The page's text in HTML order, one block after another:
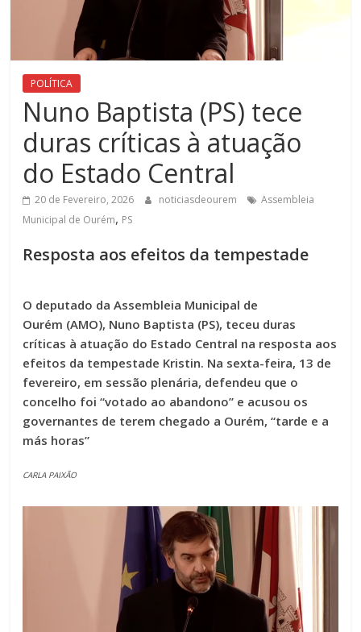
POLÍTICA
Nuno Baptista (PS) tece
duras críticas à atuação
do Estado Central
20 de Fevereiro, 2026 noticiasdeourem
Assembleia
Municipal de Ourém, PS
Resposta aos efeitos da tempestade
O deputado da Assembleia Municipal de
Ourém (AMO), Nuno Baptista (PS), teceu duras
críticas à atuação do Estado Central na resposta aos
efeitos da tempestade Kristin. Na sexta-feira, 13 de
fevereiro, em sessão plenária, defendeu que o
concelho foi “votado ao abandono” e acusou os
governantes de terem chegado a Ourém, “tarde e a
más horas”
CARLA PAIXÃO